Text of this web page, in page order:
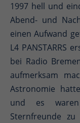
1997 hell und
Abend- und
einen Aufwand
L4 PANSTARRS
bei Radio
aufmerksam
Astronomie
und es
Sternfreunde